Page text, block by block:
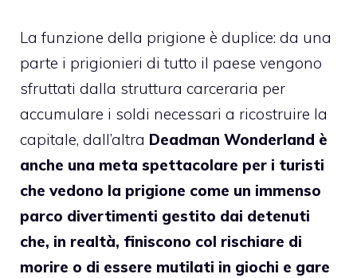
La funzione della prigione è duplice: da una
parte i prigionieri di tutto il paese vengono
sfruttati dalla struttura carceraria per
accumulare i soldi necessari a ricostruire la
capitale, dall’altra Deadman Wonderland è
anche una meta spettacolare per i turisti
che vedono la prigione come un immenso
parco divertimenti gestito dai detenuti
che, in realtà, finiscono col rischiare di
morire o di essere mutilati in giochi e gare